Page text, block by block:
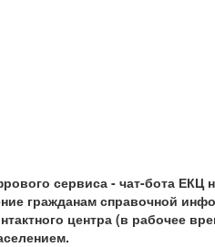
сервиса - чат-бота
гражданам справочной
центра (в рабочее